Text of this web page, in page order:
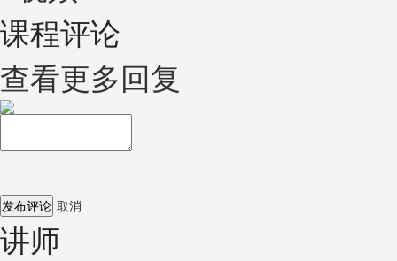
课程评论
查看更多回复
发布评论 取消
讲师